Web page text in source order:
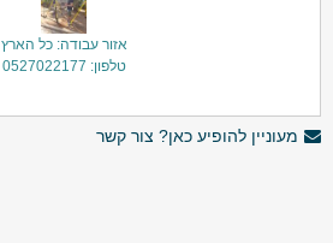
אזור עבודה: כל הארץ
טלפון: 0527022177
מעוניין להופיע כאן? צור קשר